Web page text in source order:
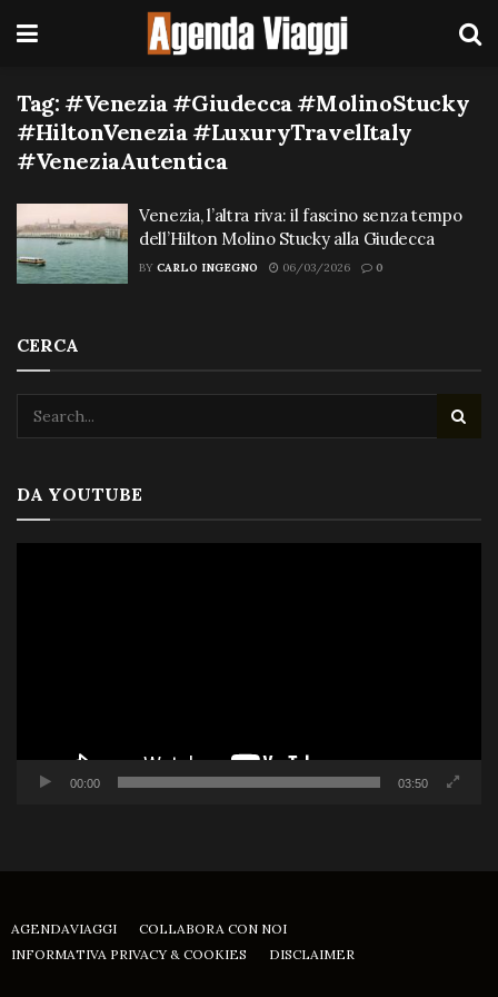
Tag: #Venezia #Giudecca #MolinoStucky
#HiltonVenezia #LuxuryTravelItaly
#VeneziaAutentica
Venezia, l’altra riva: il fascino senza tempo
dell’Hilton Molino Stucky alla Giudecca
BY CARLO INGEGNO 06/03/2026 0
CERCA
DA YOUTUBE
00:00 03:50
AGENDAVIAGGI
COLLABORA CON NOI
INFORMATIVA PRIVACY & COOKIES
DISCLAIMER